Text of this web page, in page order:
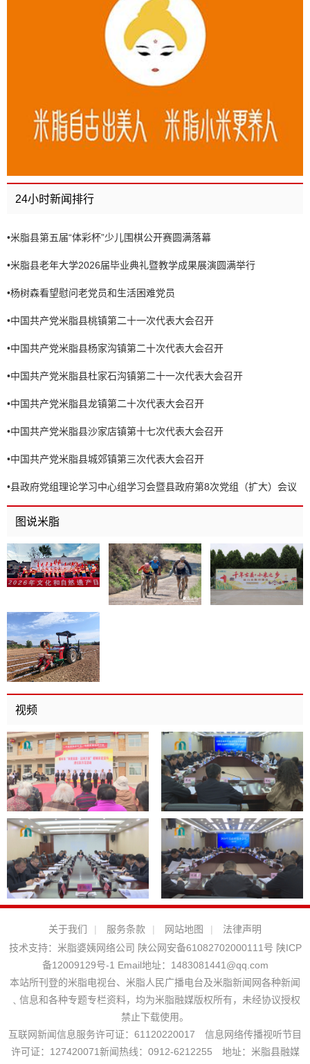
24小时新闻排行
•米脂县第五届“体彩杯”少儿围棋公开赛圆满落幕
•米脂县老年大学2026届毕业典礼暨教学成果展演圆满举行
•杨树森看望慰问老党员和生活困难党员
•中国共产党米脂县桃镇第二十一次代表大会召开
•中国共产党米脂县杨家沟镇第二十次代表大会召开
•中国共产党米脂县杜家石沟镇第二十一次代表大会召开
•中国共产党米脂县龙镇第二十次代表大会召开
•中国共产党米脂县沙家店镇第十七次代表大会召开
•中国共产党米脂县城郊镇第三次代表大会召开
•县政府党组理论学习中心组学习会暨县政府第8次党组（扩大）会议
召开
图说米脂
视频
关于我们 | 服务条款 | 网站地图 |
法律声明
技术支持： 米脂婆姨网络公司 陕公网安备61082702000111号 陕ICP
备12009129号-1 Email地址： 1483081441@qq.com
本站所刊登的米脂电视台、米脂人民广播电台及米脂新闻网各种新闻
﹑信息和各种专题专栏资料，均为米脂融媒版权所有，未经协议授权
禁止下载使用。
互联网新闻信息服务许可证：61120220017 信息网络传播视听节目
许可证：127420071新闻热线：0912-6212255 地址：米脂县融媒